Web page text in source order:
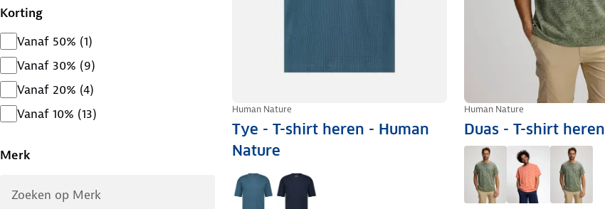
Korting
Vanaf 50% (1)
Vanaf 30% (9)
Vanaf 20% (4)
Vanaf 10% (13)
Merk
Human Nature
Tye - T-shirt heren - Human
Nature
Human Nature
Duas - T-shirt heren